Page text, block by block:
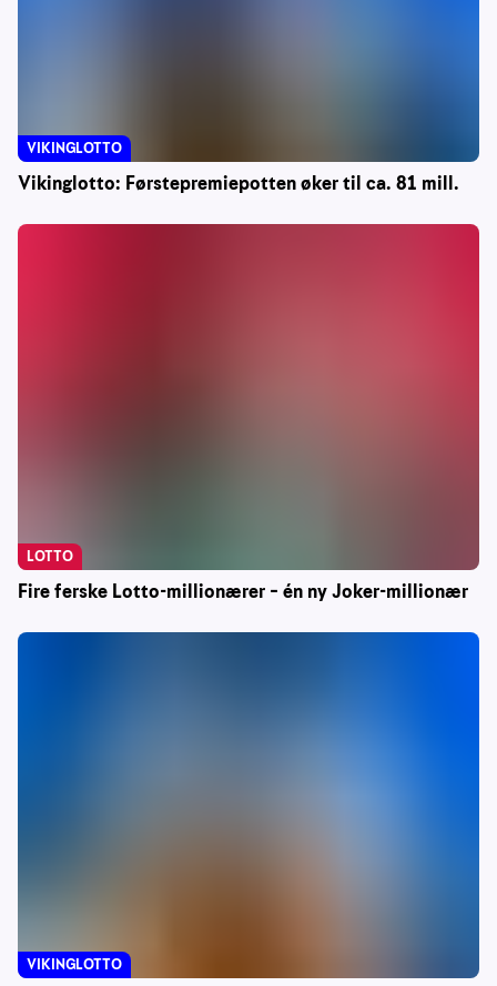
Vikinglotto: Førstepremiepotten øker til ca. 81 mill.
VIKINGLOTTO
Fire ferske Lotto-millionærer – én ny Joker-millionær
LOTTO
VIKINGLOTTO